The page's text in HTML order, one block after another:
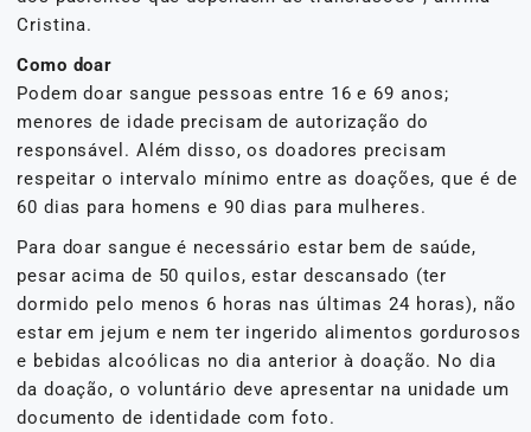
Cristina.
Como doar
Podem doar sangue pessoas entre 16 e 69 anos;
menores de idade precisam de autorização do
responsável. Além disso, os doadores precisam
respeitar o intervalo mínimo entre as doações, que é de
60 dias para homens e 90 dias para mulheres.
Para doar sangue é necessário estar bem de saúde,
pesar acima de 50 quilos, estar descansado (ter
dormido pelo menos 6 horas nas últimas 24 horas), não
estar em jejum e nem ter ingerido alimentos gordurosos
e bebidas alcoólicas no dia anterior à doação. No dia
da doação, o voluntário deve apresentar na unidade um
documento de identidade com foto.